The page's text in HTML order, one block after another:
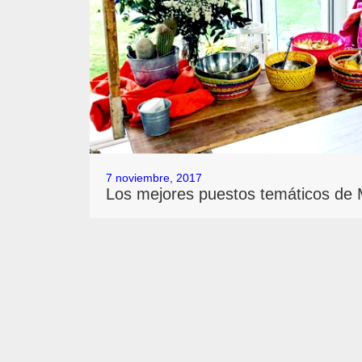
7 noviembre, 2017
Los mejores puestos temáticos de